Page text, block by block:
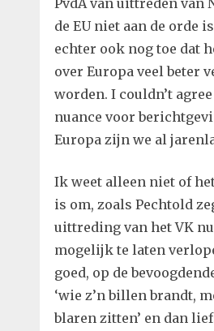
de EU niet aan de orde
echter ook nog toe dat
over Europa veel beter
worden. I couldn’t
nuance voor
Europa zijn we al
Ik weet alleen niet of
is om, zoals Pechtold
uittreding van het VK
mogelijk te laten
goed, op de
‘wie z’n billen brandt,
blaren zitten’ en dan